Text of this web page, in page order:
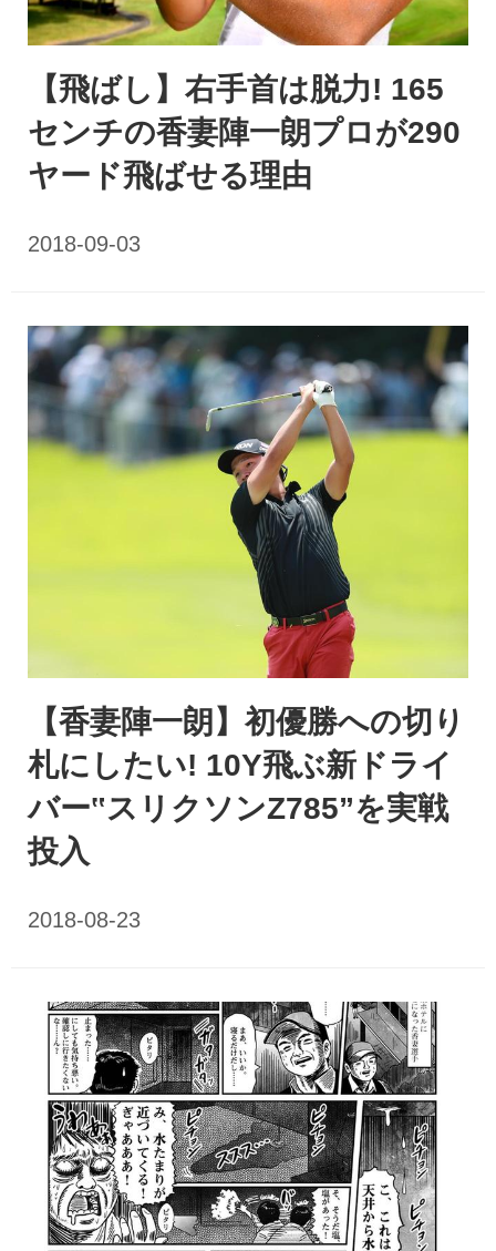
【飛ばし】右手首は脱力! 165
センチの香妻陣一朗プロが290
ヤード飛ばせる理由
【香妻陣一朗】初優勝への切り
札にしたい! 10Y飛ぶ新ドライ
バー‟スリクソンZ785”を実戦
投入